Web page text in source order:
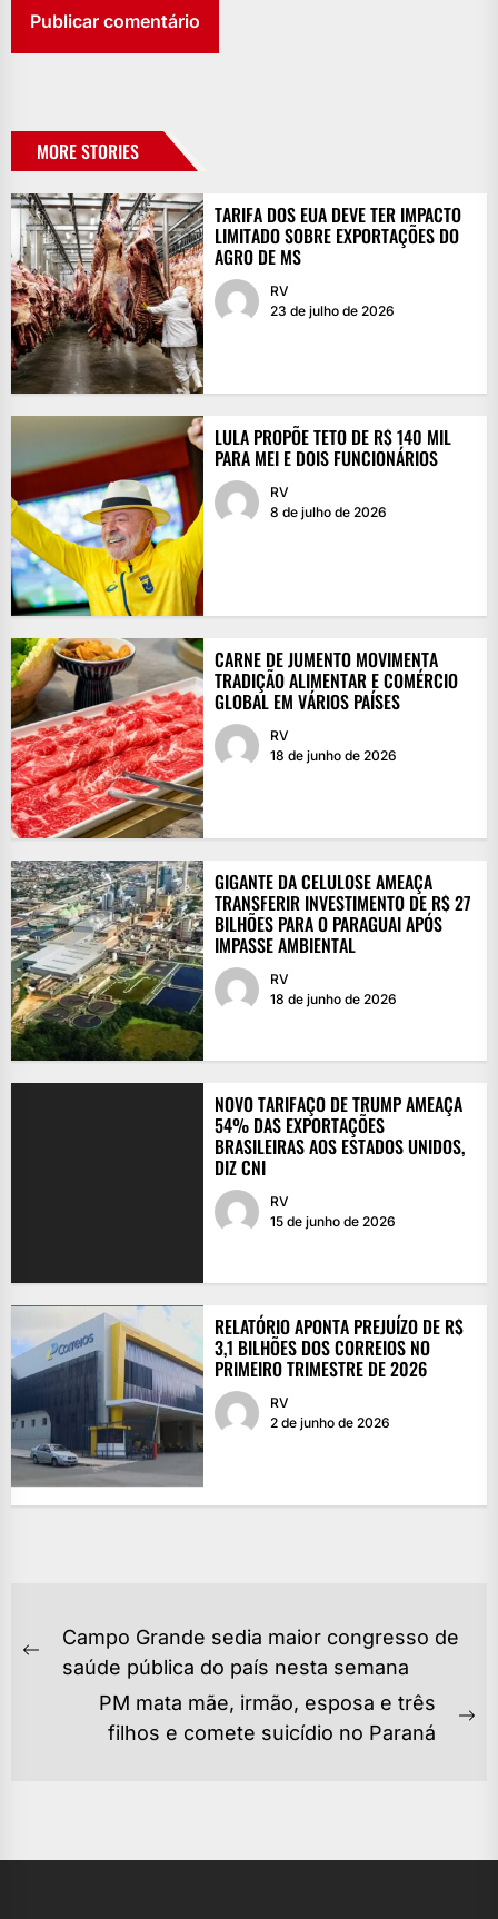
MORE STORIES
TARIFA DOS EUA DEVE TER IMPACTO
LIMITADO SOBRE EXPORTAÇÕES DO
AGRO DE MS
RV
23 de julho de 2026
LULA PROPÕE TETO DE R$ 140 MIL
PARA MEI E DOIS FUNCIONÁRIOS
RV
8 de julho de 2026
CARNE DE JUMENTO MOVIMENTA
TRADIÇÃO ALIMENTAR E COMÉRCIO
GLOBAL EM VÁRIOS PAÍSES
RV
18 de junho de 2026
GIGANTE DA CELULOSE AMEAÇA
TRANSFERIR INVESTIMENTO DE R$ 27
BILHÕES PARA O PARAGUAI APÓS
IMPASSE AMBIENTAL
RV
18 de junho de 2026
NOVO TARIFAÇO DE TRUMP AMEAÇA
54% DAS EXPORTAÇÕES
BRASILEIRAS AOS ESTADOS UNIDOS,
DIZ CNI
RV
15 de junho de 2026
RELATÓRIO APONTA PREJUÍZO DE R$
3,1 BILHÕES DOS CORREIOS NO
PRIMEIRO TRIMESTRE DE 2026
RV
2 de junho de 2026
NAVEGAÇÃO
DEPrevious
Campo Grande sedia maior congresso de
saúde pública do país nesta semana
PM mata mãe, irmão, esposa e três
filhos e comete suicídio no Paraná